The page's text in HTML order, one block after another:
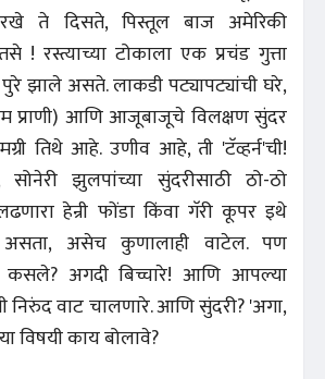
ते दिसते, पिस्तूल बाज अमेरिकी
! रस्त्याच्या टोकाला एक प्रचंड गुत्ता
पुरे झाले असते. लाकडी पट्यापट्यांची घरे,
प्राणी) आणि आजूबाजूचे विलक्षण सुंदर
तिथे आहे. उणीव आहे, ती 'टॅव्हर्न'ची!
झुलपांच्या सुंदरीसाठी ठो-ठो
हेन्री फोंडा किंवा गॅरी कूपर इथे
असेच कुणालाही वाटेल. पण
अगदी बिच्चारे! आणि आपल्या
निरुंद वाट चालणारे. आणि सुंदरी? 'अगा,
विषयी काय बोलावे?